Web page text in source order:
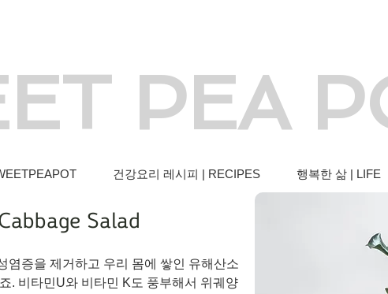
PEA
건강요리 레시피 | RECIPES 행복한 삶 | LIFE
Salad
증을 제거하고 우리 몸에 쌓인 유해산소
. 비타민U와 비타민 K도 풍부해서 위궤양